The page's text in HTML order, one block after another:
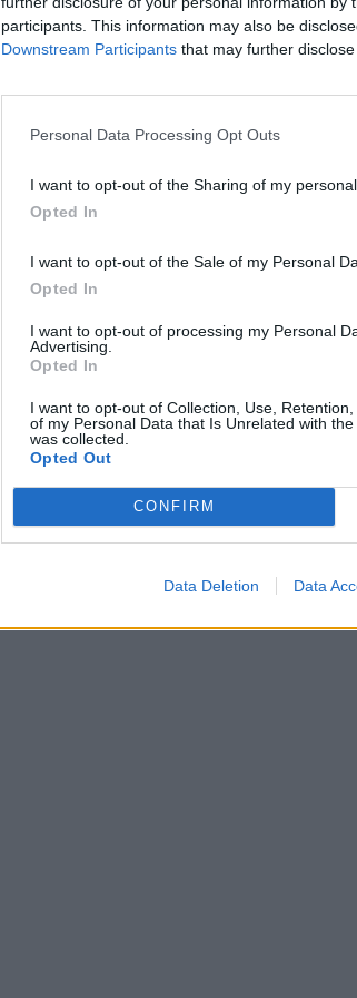
participants. This information may also be
Downstream Participants that may further
Personal Data Processing Opt Outs
I want to opt-out of the Sharing of my personal
Opted In
I want to opt-out of the Sale of my Personal
Opted In
I want to opt-out of processing my Personal
Advertising.
Opted In
I want to opt-out of Collection, Use,
of my Personal Data that Is Unrelated with
was collected.
Opted Out
CONFIRM
Data Deletion Data